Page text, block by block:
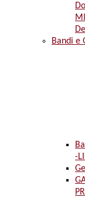
Bandi e
-